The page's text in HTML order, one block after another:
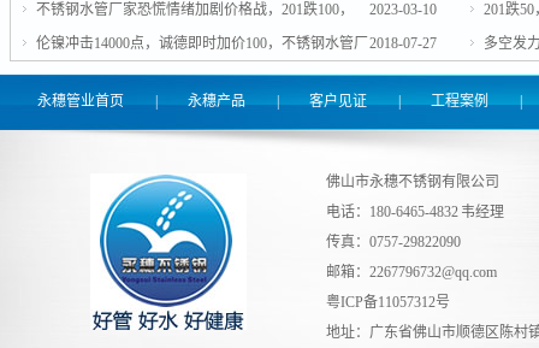
最高涨200元/吨
2023-03-10
不锈钢水管厂家恐慌情绪加剧价格战，201跌100，
304跌200，废料跌300
201跌
停涨！心
2018-07-27
伦镍冲击14000点，诚德即时加价100，不锈钢水管厂
家跟紧了别掉队！
多空发
破
永穗管业首页
永穗产品 | 客户见证 | 工程案例 |
佛山市永穗不锈钢有限公司
电话：180-6465-4832 韦经理
传真：0757-29822090
邮箱：2267796732@qq.com
粤ICP备11057312号
地址：广东省佛山市顺德区陈